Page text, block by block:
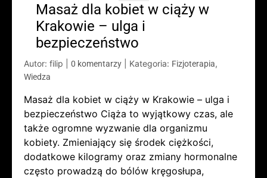
Masaż dla kobiet w ciąży w
Krakowie – ulga i
bezpieczeństwo
Autor: filip 0 komentarzy Kategoria: Fizjoterapia,
Wiedza
Masaż dla kobiet w ciąży w Krakowie – ulga i
bezpieczeństwo Ciąża to wyjątkowy czas, ale
także ogromne wyzwanie dla organizmu
kobiety. Zmieniający się środek ciężkości,
dodatkowe kilogramy oraz zmiany hormonalne
często prowadzą do bólów kręgosłupa,